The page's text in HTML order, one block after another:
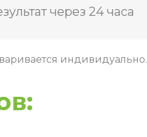
индивидуально.
через 24 часа